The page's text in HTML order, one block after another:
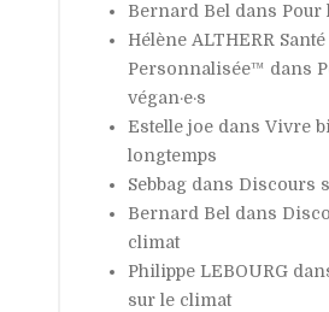
Bernard Bel dans Pour
Hélène ALTHERR
Personnalisée™ dans
végan·e·s
Estelle joe dans Vivre
longtemps
Sebbag dans Discours
Bernard Bel dans
climat
Philippe LEBOURG
sur le climat